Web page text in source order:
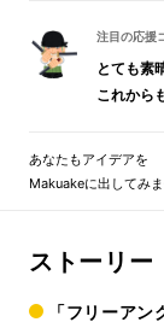
注目の応援
とても素
これから
あなたもアイデアを
Makuakeに出してみ
ストーリー
「フリーア